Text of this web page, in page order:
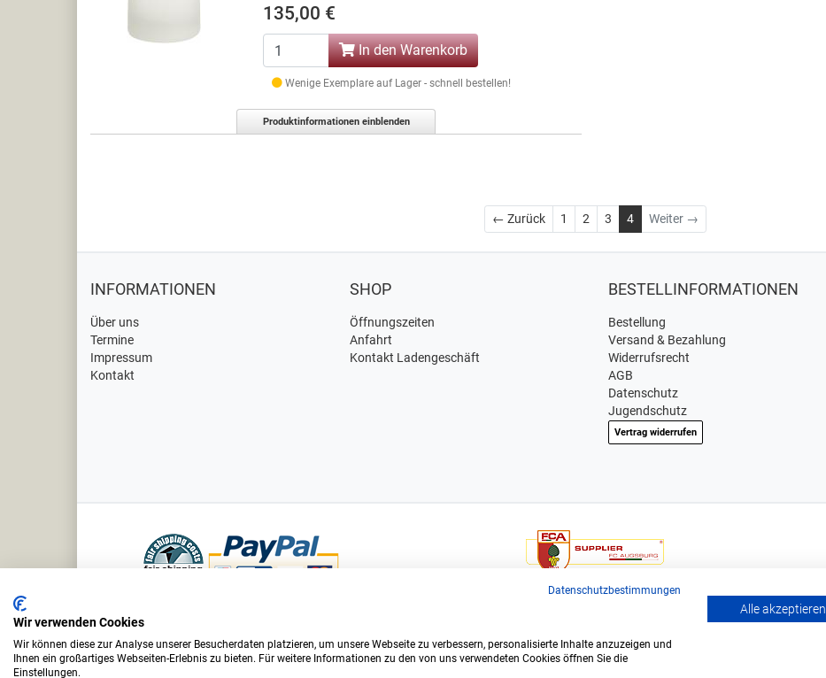
135,00 €
In den Warenkorb
Wenige Exemplare auf Lager - schnell bestellen!
Produktinformationen einblenden
← ZurückZurück
1 2 3 4 Weiter →
INFORMATIONEN
Über uns
Termine
Impressum
Kontakt
SHOP
Öffnungszeiten
Anfahrt
Kontakt Ladengeschäft
BESTELLINFORMATIONEN
Bestellung
Versand & Bezahlung
Widerrufsrecht
AGB
Datenschutz
Jugendschutz
Vertrag widerrufen
Bundesligisten FC Augsburg.
Datenschutzbestimmungen
Wir verwenden Cookies
Wir können diese zur Analyse unserer Besucherdaten platzieren, um unsere Webseite zu verbessern, personalisierte Inhalte anzuzeigen und
Ihnen ein großartiges Webseiten-Erlebnis zu bieten. Für weitere Informationen zu den von uns verwendeten Cookies öffnen Sie die
Einstellungen.
Alle akzeptieren